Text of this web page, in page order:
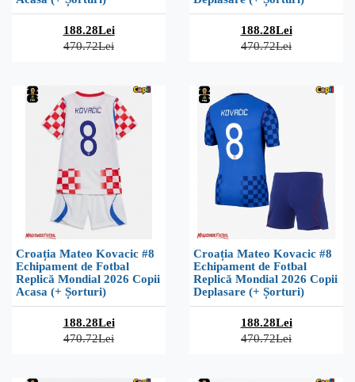
188.28Lei
470.72Lei
188.28Lei
470.72Lei
Croația Mateo Kovacic #8
Echipament de Fotbal
Replică Mondial 2026 Copii
Acasa (+ Șorturi)
188.28Lei
470.72Lei
Croația Mateo Kovacic #8
Echipament de Fotbal
Replică Mondial 2026 Copii
Deplasare (+ Șorturi)
188.28Lei
470.72Lei